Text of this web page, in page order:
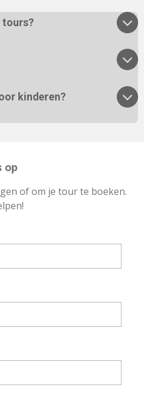
tours?
kinderen?
op
of om je tour te boeken.